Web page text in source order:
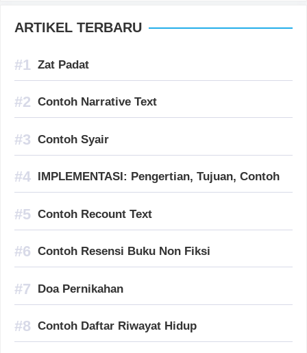
ARTIKEL TERBARU
Zat Padat
Contoh Narrative Text
Contoh Syair
IMPLEMENTASI: Pengertian, Tujuan, Contoh
Contoh Recount Text
Contoh Resensi Buku Non Fiksi
Doa Pernikahan
Contoh Daftar Riwayat Hidup